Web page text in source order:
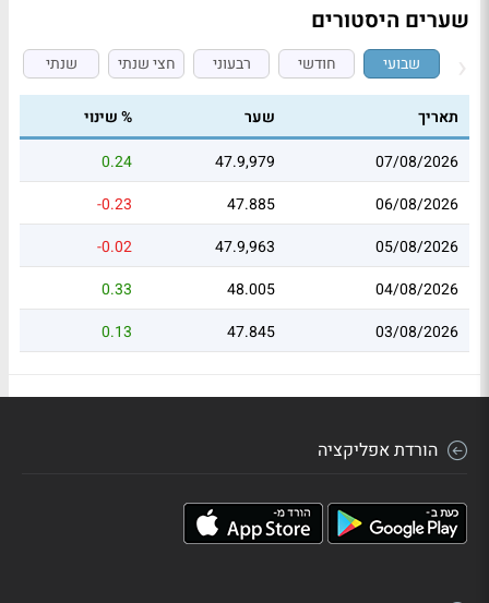
שערים היסטורים
שבועי חודשי רבעוני חצי שנתי שנתי
תאריך שער
% שינוי
07/08/2026
47.9,979
0.24
06/08/2026
47.885
-0.23
05/08/2026
47.9,963
-0.02
04/08/2026
48.005
0.33
03/08/2026
47.845
0.13
הורדת אפליקציה